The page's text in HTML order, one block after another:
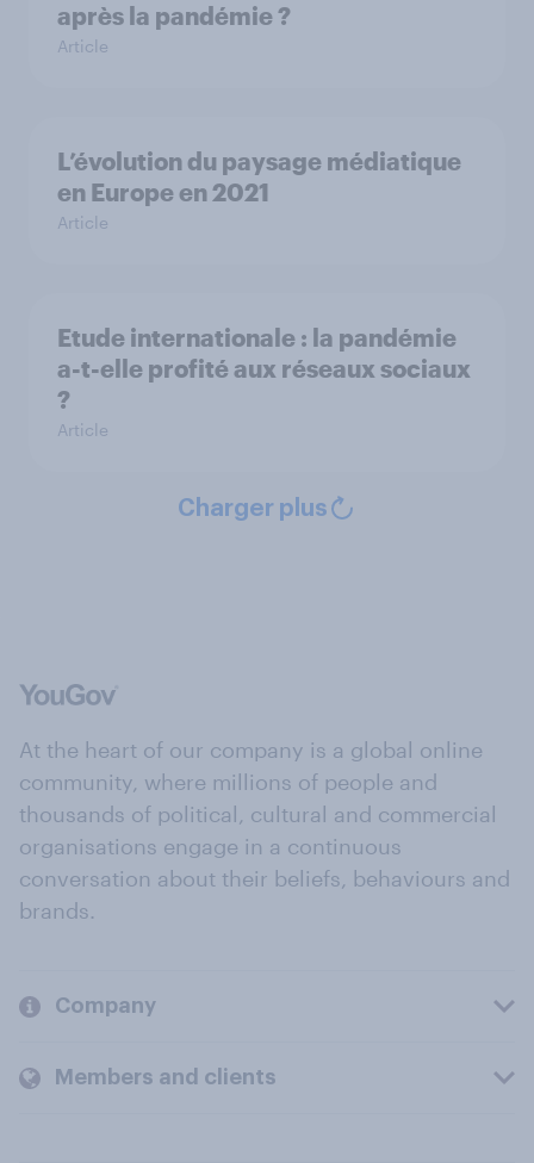
après la pandémie ?
Article
L’évolution du paysage médiatique
en Europe en 2021
Article
Etude internationale : la pandémie
a-t-elle profité aux réseaux sociaux
?
Article
Charger plus
At the heart of our company is a global online
community, where millions of people and
thousands of political, cultural and commercial
organisations engage in a continuous
conversation about their beliefs, behaviours and
brands.
Company
Members and clients